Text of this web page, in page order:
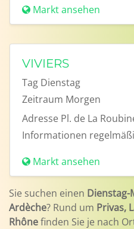
Markt ansehen
VIVIERS
Tag Dienstag
Zeitraum Morgen
Adresse Pl. de La
Informationen
Markt ansehen
Sie suchen einen Dienstag-
Ardèche? Rund um Privas,
Rhônefinden Sie je nach